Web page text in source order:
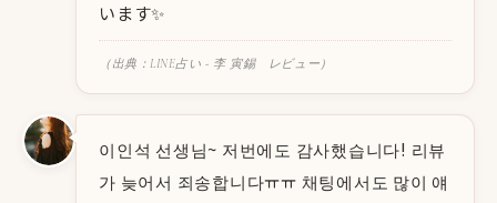
います✨
（出典：LINE占い - 李 寅錫 レビュー）
이인석 선생님~ 저번에도 감사했습니다! 리뷰
가 늦어서 죄송합니다ㅠㅠ 채팅에서도 많이 얘